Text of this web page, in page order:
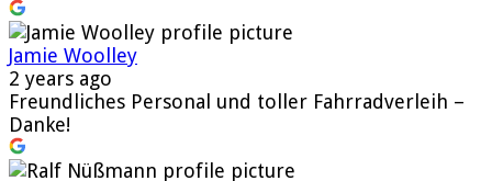
Jamie Woolley
2 years ago
Freundliches Personal und toller Fahrradverleih –
Danke!